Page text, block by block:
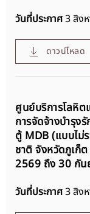
วันที่ประกาศ3 สิง
ดาวน์โหลด
ศูนย์บริการโลหิต
การจัดจ้างบำรุง
ตู้ MDB (แบบไม่
ชาติ จังหวัดภูเก็
2569 ถึง 30 กัน
วันที่ประกาศ3 สิง